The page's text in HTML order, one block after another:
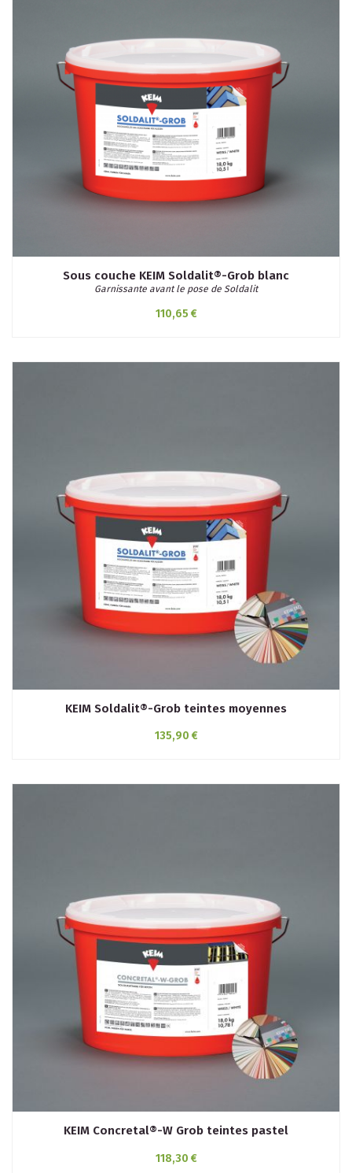
Sous couche KEIM Soldalit®-Grob blanc
Garnissante avant le pose de Soldalit
110,65 €
KEIM Soldalit®-Grob teintes moyennes
135,90 €
KEIM Concretal®-W Grob teintes pastel
118,30 €